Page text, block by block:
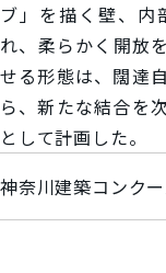
ブ」を描く壁、内
れ、柔らかく開放
せる形態は、闊達
ら、新たな結合を
として計画した。
神奈川建築コンク